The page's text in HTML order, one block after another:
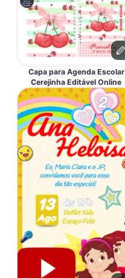
Capa para Agenda Escolar
Cerejinha Editável Online